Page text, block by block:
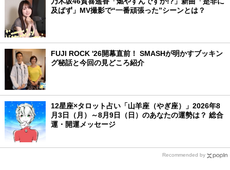
及ばず」MV撮影で“一番頑張った”シーンとは？
FUJI ROCK '26開幕直前！ SMASHが明かすブッキン
グ秘話と今回の見どころ紹介
12星座×タロット占い「山羊座（やぎ座）」2026年8
月3日（月）～8月9日（日）のあなたの運勢は？ 総合
運・開運メッセージ
Recommended by